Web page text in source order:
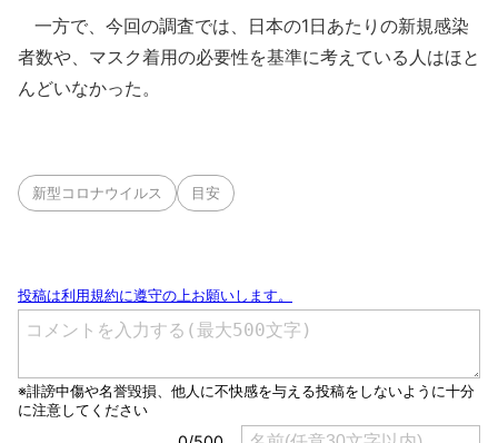
一方で、今回の調査では、日本の1日あたりの新規感染
者数や、マスク着用の必要性を基準に考えている人はほと
んどいなかった。
新型コロナウイルス 目安